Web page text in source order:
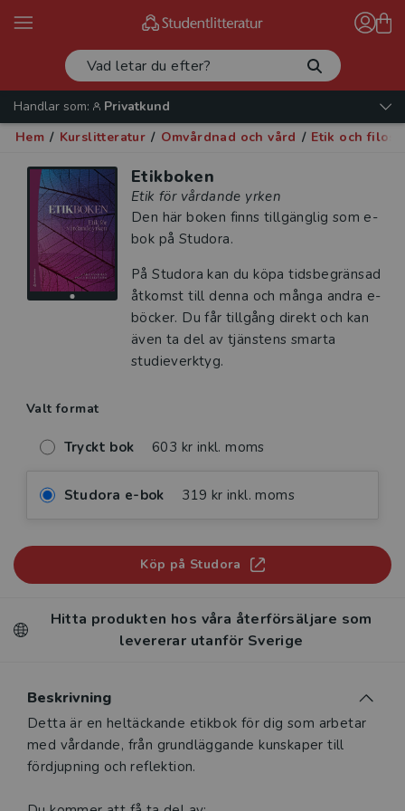
Handlar som:
Privatkund
Hem / Kurslitteratur / Omvårdnad och vård / Etik och
Etikboken
Etik för vårdande yrken
Den här boken finns tillgänglig som e-
bok på Studora.
På Studora kan du köpa tidsbegränsad
åtkomst till denna och många andra e-
böcker. Du får tillgång direkt och kan
även ta del av tjänstens smarta
studieverktyg.
Valt format
Tryckt bok 603 kr inkl. moms
Studora e-bok 319 kr inkl. moms
Köp på Studora
Hitta produkten hos våra återförsäljare som
levererar utanför Sverige
Beskrivning
Beskrivning
Detta är en heltäckande etikbok för dig som arbetar
med vårdande, från grundläggande kunskaper till
fördjupning och reflektion.